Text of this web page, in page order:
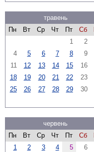
травень
Пн
Вт Ср Чт Пт Сб
1
2
4
5 6 7 8 9
11
12 13 14 15 16
18
19 20 21 22 23
25
26 27 28 29 30
червень
Пн
Вт Ср Чт Пт Сб
1
2 3 4 5 6